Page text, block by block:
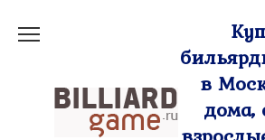
в
дома,